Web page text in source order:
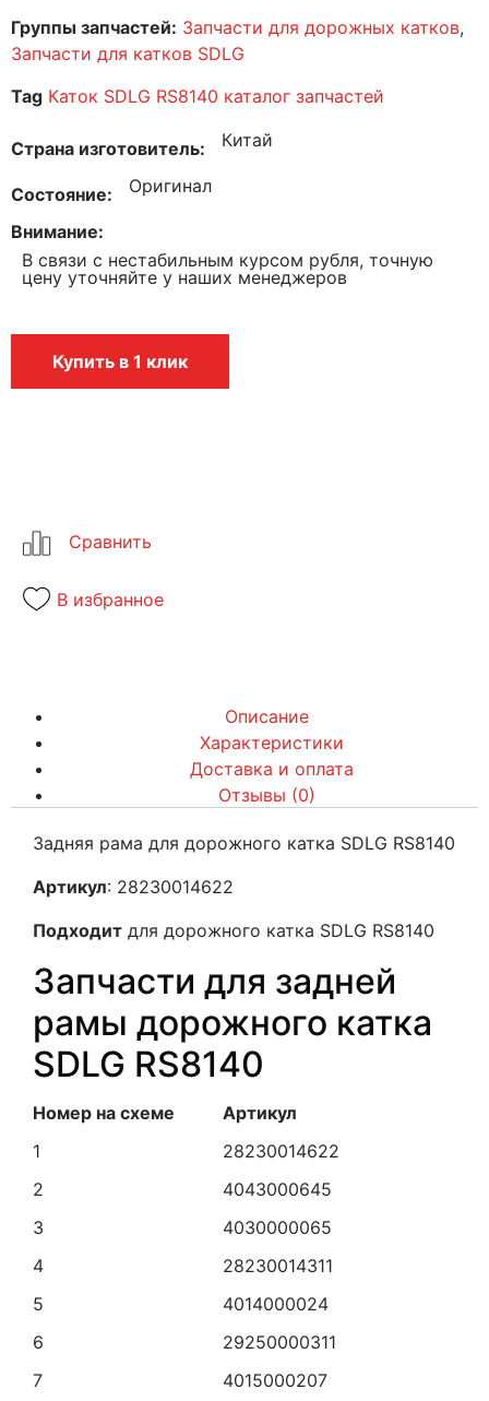
Группы запчастей: Запчасти для дорожных катков,
Запчасти для катков SDLG
Tag Каток SDLG RS8140 каталог запчастей
Страна изготовитель Китай
Состояние Оригинал
Внимание
В связи с нестабильным курсом рубля, точную
цену уточняйте у наших менеджеров
Купить в 1 клик
В избранное
Описание
Характеристики
Доставка и оплата
Отзывы (0)
Задняя рама для дорожного катка SDLG RS8140
Артикул: 28230014622
Подходит для дорожного катка SDLG RS8140
Запчасти для задней
рамы дорожного катка
SDLG RS8140
Номер на схеме
Артикул
1
28230014622
2
4043000645
3
4030000065
4
28230014311
5
4014000024
6
29250000311
7
4015000207